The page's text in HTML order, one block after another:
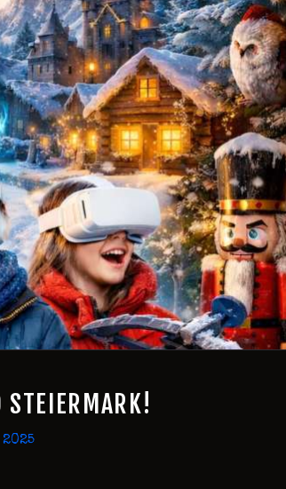
STEIERMARK!